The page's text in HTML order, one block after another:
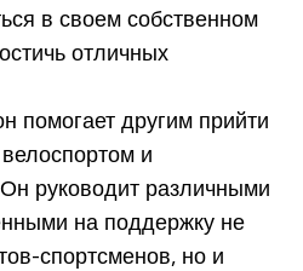
в своем собственном
отличных
помогает другим прийти
и
руководит различными
на поддержку не
спортсменов, но и